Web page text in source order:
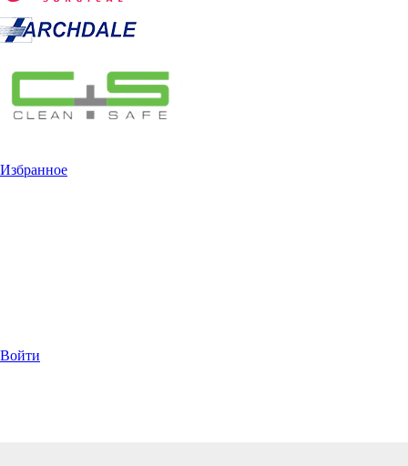
Избранное
Войти